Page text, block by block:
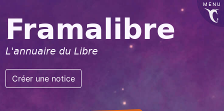
MENU
Framalibre
L'annuaire du Libre
Créer une notice